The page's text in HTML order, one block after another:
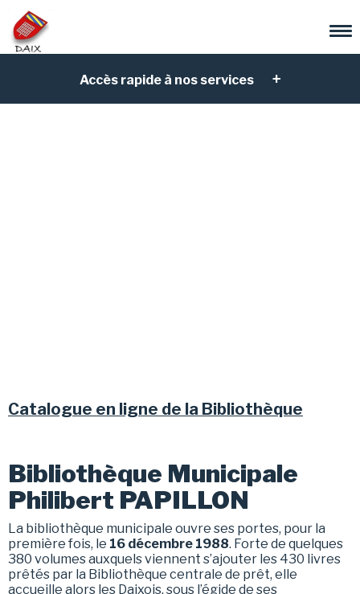
Accès rapide à nos services
Catalogue en ligne de la Bibliothèque
Bibliothèque Municipale
Philibert PAPILLON
La bibliothèque municipale ouvre ses portes, pour la
première fois, le 16 décembre 1988. Forte de quelques
380 volumes auxquels viennent s’ajouter les 430 livres
prêtés par la Bibliothèque centrale de prêt, elle
accueille alors les Daixois, sous l’égide de ses